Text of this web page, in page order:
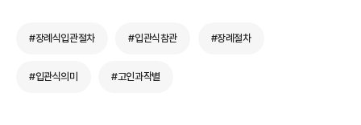
#장례식입관절차 #입관식참관 #장례절차
#입관식의미 #고인과작별